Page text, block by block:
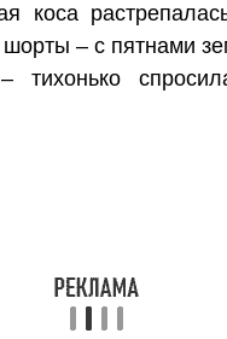
коса
– с пятнами